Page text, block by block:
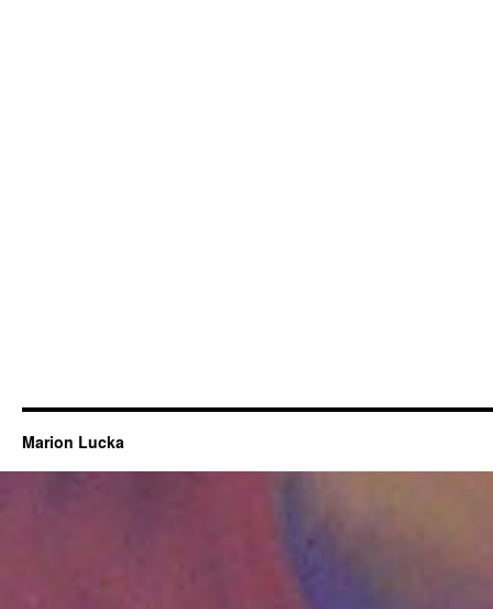
Marion Lucka